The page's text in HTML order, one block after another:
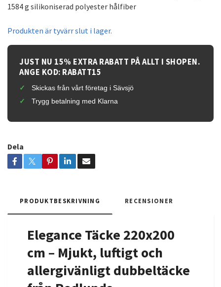
1584 g silikoniserad polyester hålfiber
Produkten är tyvärr slut i lager.
JUST NU 15% EXTRA RABATT PÅ ALLT I SHOPEN.
ANGE KOD: RABATT15
Skickas från vårt företag i Sävsjö
Trygg betalning med Klarna
Dela
PRODUKTBESKRIVNING RECENSIONER
Elegance Täcke 220x200
cm – Mjukt, luftigt och
allergivänligt dubbeltäcke